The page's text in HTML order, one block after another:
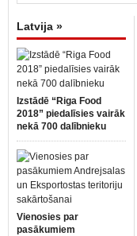
Latvija »
Izstādē “Riga Food
2018” piedalīsies vairāk
nekā 700 dalībnieku
Vienosies par
pasākumiem